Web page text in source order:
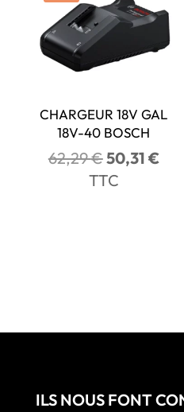
CHARGEUR 18V GAL
18V-40 BOSCH
62,29€Le
prix
50,31 €Le
TTC
ILS NOUS FONT